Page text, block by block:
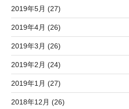
2019年5月 (27)
2019年4月 (26)
2019年3月 (26)
2019年2月 (24)
2019年1月 (27)
2018年12月 (26)